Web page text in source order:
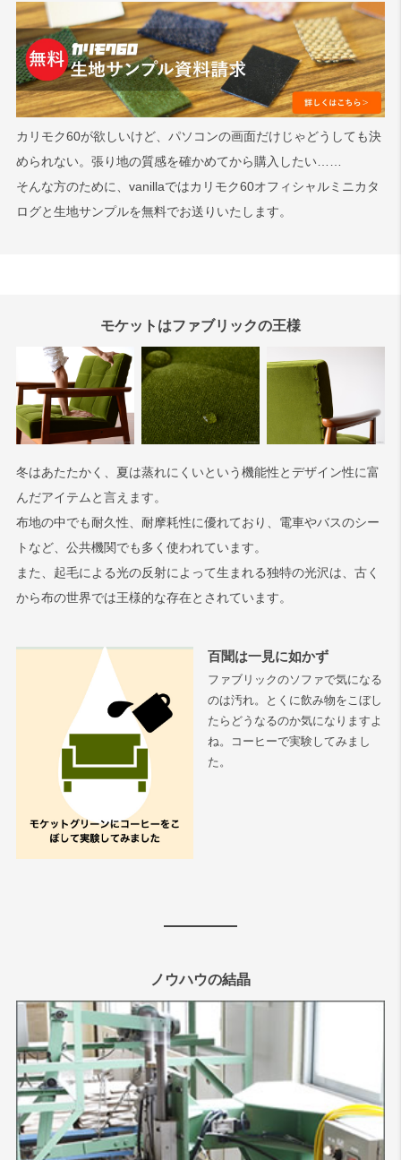
カリモク60が欲しいけど、パソコンの画面だけじゃどうしても決
められない。張り地の質感を確かめてから購入したい……
そんな方のために、vanillaではカリモク60オフィシャルミニカタ
ログと生地サンプルを無料でお送りいたします。
モケットはファブリックの王様
冬はあたたかく、夏は蒸れにくいという機能性とデザイン性に富
んだアイテムと言えます。
布地の中でも耐久性、耐摩耗性に優れており、電車やバスのシー
トなど、公共機関でも多く使われています。
また、起毛による光の反射によって生まれる独特の光沢は、古く
から布の世界では王様的な存在とされています。
百聞は一見に如かず
ファブリックのソファで気になる
のは汚れ。とくに飲み物をこぼし
たらどうなるのか気になりますよ
ね。コーヒーで実験してみまし
た。
ノウハウの結晶